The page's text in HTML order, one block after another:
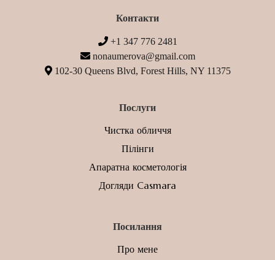
Контакти
+1 347 776 2481
nonaumerova@gmail.com
102-30 Queens Blvd, Forest Hills, NY 11375
Послуги
Чистка обличчя
Пілінги
Апаратна косметологія
Догляди Casmara
Посилання
Про мене